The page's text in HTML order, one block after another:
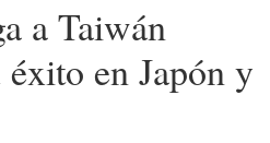
a Taiwán
éxito en Japón y